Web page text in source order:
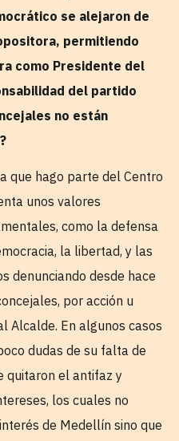
se alejaron de
permitiendo
como Presidente del
del partido
no están
que hago parte del Centro
unos valores
como la defensa
la libertad, y las
denunciando desde hace
por acción u
Alcalde. En algunos casos
dudas de su falta de
quitaron el antifaz y
los cuales no
de Medellín sino que